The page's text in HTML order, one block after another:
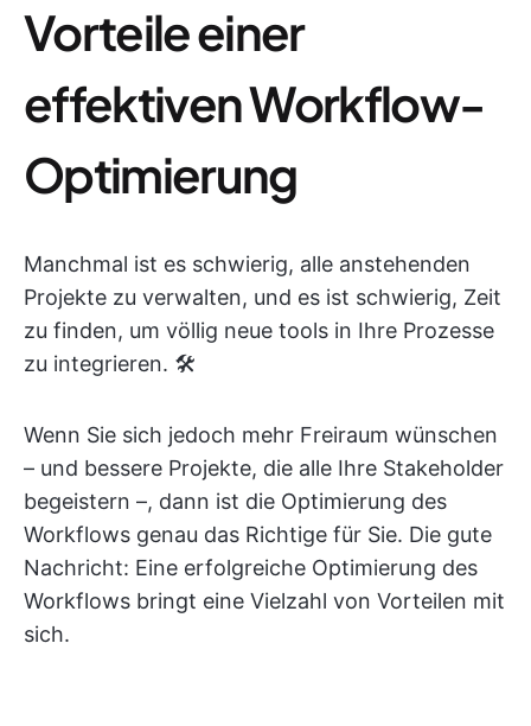
Vorteile einer
effektiven Workflow-
Optimierung
Manchmal ist es schwierig, alle anstehenden
Projekte zu verwalten, und es ist schwierig, Zeit
zu finden, um völlig neue tools in Ihre Prozesse
zu integrieren. 🛠️
Wenn Sie sich jedoch mehr Freiraum wünschen
– und bessere Projekte, die alle Ihre Stakeholder
begeistern –, dann ist die Optimierung des
Workflows genau das Richtige für Sie. Die gute
Nachricht: Eine erfolgreiche Optimierung des
Workflows bringt eine Vielzahl von Vorteilen mit
sich.